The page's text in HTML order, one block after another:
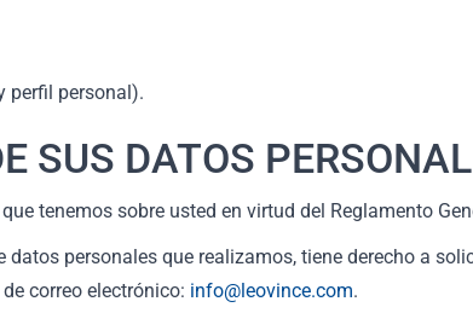
perfil personal).
SUS DATOS
tenemos sobre usted en virtud del Reglamento
personales que realizamos, tiene derecho a
correo electrónico: info@leovince.com.